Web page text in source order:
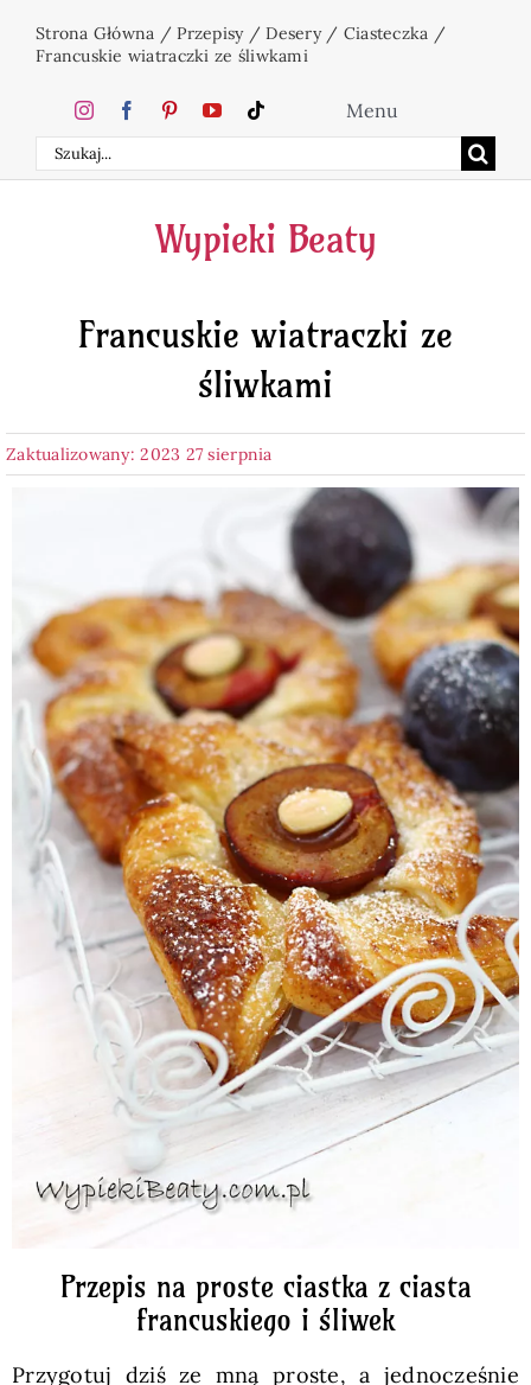
Strona Główna /Przepisy/Desery/ Ciasteczka /
Francuskie wiatraczki ze śliwkami
Szukaj
Menu
Home
Ciasta
Desery
Napoje
Pieczywo
Przetwory
Posiłki
Zdrowo i fit
Kuchnie świata
SKLEP
Polski
Wypieki Beaty
Francuskie wiatraczki ze
śliwkami
Zaktualizowany: 2023 27 sierpnia
Przepis na proste ciastka z ciasta
francuskiego i śliwek
Przygotuj dziś ze mną proste, a jednocześnie